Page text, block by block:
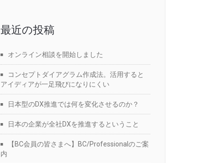
最近の投稿
オンライン相談を開始しました
コンセプトダイアグラム作成法。活用すると
アイディアが一足飛びになりにくい
日本型のDX推進では何を変化させるのか？
日本の企業が全社DXを推進するということ
【BC会員の皆さまへ】BC/Professionalのご案
内